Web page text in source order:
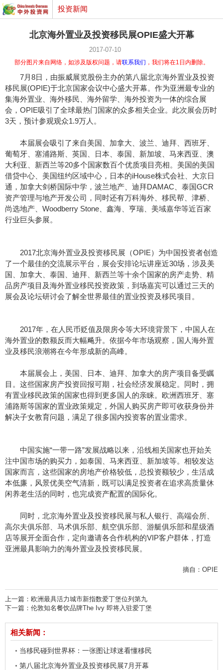
投资新闻
北京海外置业及投资移民展OPIE盛大开幕
2017-07-10
部分图片来自网络，如涉及版权问题，请联系我们 ，我们将在1日内删除。
7月8日，由振威展览股份主办的第八届北京海外置业及投资
移民展(OPIE)于北京国家会议中心盛大开幕。作为亚洲最专业的
集海外置业、海外移民、海外留学、海外投资为一体的综合展
会，OPIE吸引了全球最热门国家的众多相关企业。此次展会历时
3天，预计参观观众1.9万人。
本届展会吸引了来自美国、加拿大、波兰、迪拜、西班牙、
葡萄牙、塞浦路斯、英国、日本、泰国、新加坡、马来西亚、澳
大利亚、新西兰等20多个国家数百个优质项目亮相。美国的美国
借贷中心、美国纽约区域中心，日本的iHouse株式会社、大京日
通，加拿大剑桥国际中学，波兰地产、迪拜DAMAC、泰国GCR
资产管理与地产开发公司，同时还有万科海外、移民帮、津桥、
尚选地产、Woodberry Stone、鑫海、亨瑞、美域嘉华等近百家
行业巨头参展。
2017北京海外置业及投资移民展（OPIE）为中国投资者创造
了一个最佳的交流展示平台，展会安排论坛讲座近30场，涉及美
国、加拿大、泰国、迪拜、新西兰等十余个国家的房产走势、精
品房产项目及海外置业移民投资政策，到场嘉宾可以通过三天的
展会及论坛研讨会了解全世界最佳的置业投资及移民项目。
2017年，在人民币贬值及限房令等大环境背景下，中国人在
海外置业的数额反而大幅飚升。依据今年市场观察，国人海外置
业及移民浪潮将在今年形成新的高峰。
本届展会上，美国、日本、迪拜、加拿大的房产项目备受瞩
目。这些国家房产投资回报可期，社会经济发展稳定。同时，拥
有置业移民政策的国家也得到更多国人的亲睐。欧洲西班牙、塞
浦路斯等国家的置业政策规定，外国人购买房产即可收获身份并
解决子女教育问题，满足了很多国内投资客的置业需求。
中国实施“一带一路”发展战略以来，沿线相关国家也开始关
注中国市场的购买力，如泰国、马来西亚、新加坡等。相较发达
国家而言，这些国家的房地产价格较低，总投资额较少，生活成
本低廉，风景优美空气清新，既可以满足投资者在追求高质量休
闲养老生活的同时，也完成资产配置的国际化。
同时，北京海外置业及投资移民展与私人银行、高端会所、
高尔夫俱乐部、马术俱乐部、航空俱乐部、游艇俱乐部和星级酒
店等展开全面合作，定向邀请各合作机构的VIP客户群体，打造
亚洲最具影响力的海外置业及投资移民展。
摘自：OPIE
上一篇： 欧洲最具活力城市新指数爱丁堡位列第九
下一篇： 伦敦知名餐饮品牌The Ivy 即将入驻爱丁堡
相关新闻：
当移民碰到世界杯：一张图让球迷看懂移民
第八届北京海外置业及投资移民展7月开幕